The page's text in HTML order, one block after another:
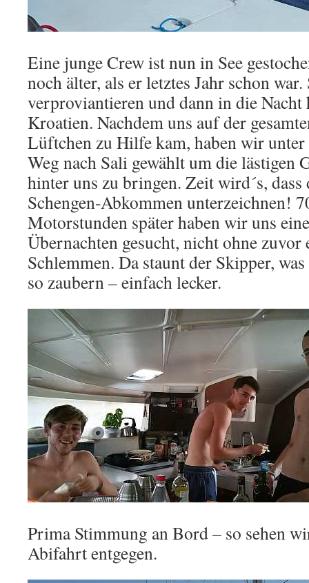
Eine junge Crew ist nun in See
noch älter, als er letztes Jahr schon
verproviantieren und dann in die
Kroatien. Nachdem uns auf der
Lüftchen zu Hilfe kam, haben wir
Weg nach Sali gewählt um die lästigen
hinter uns zu bringen. Zeit wird´s, dass
Schengen-Abkommen unterzeichnen!
Motorstunden später haben wir uns
Übernachten gesucht, nicht ohne
Schlemmen. Da staunt der Skipper,
so zaubern – einfach lecker.
Prima Stimmung an Bord – so sehen
Abifahrt entgegen.